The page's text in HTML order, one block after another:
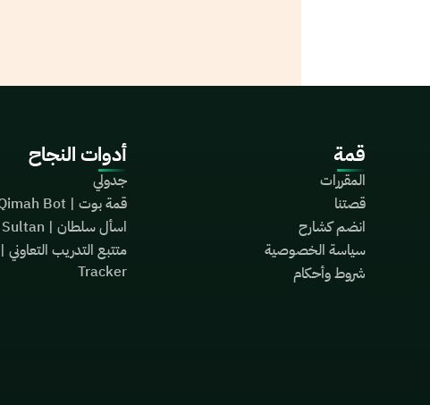
قمة
المقررات
قصتنا
انضم كشارح
سياسة الخصوصية
شروط وأحكام
أدوات النجاح
جدولي
قمة بوت | Qimah Bot
اسأل سلطان | Ask Sultan
Tracker